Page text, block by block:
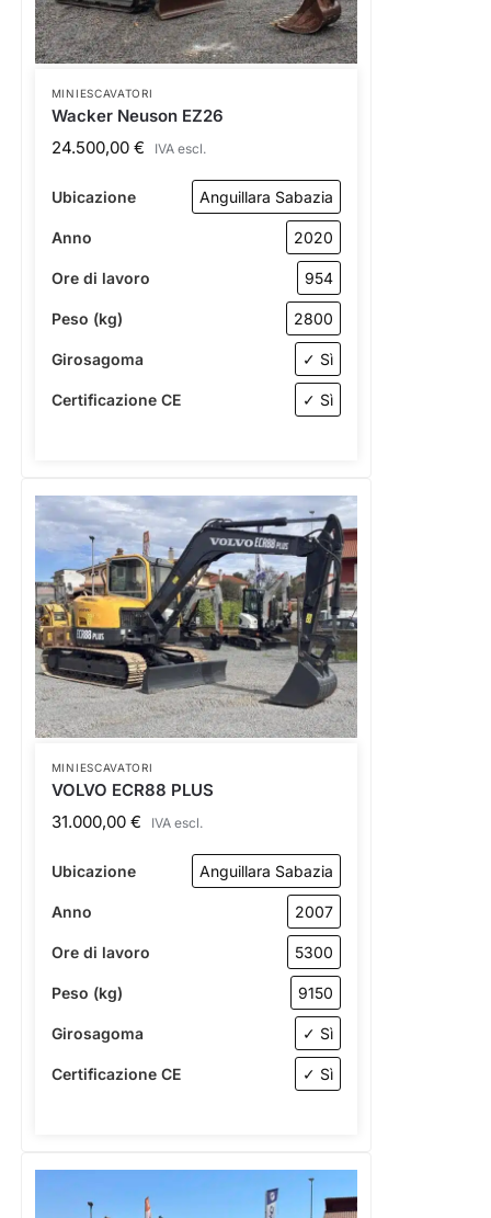
MINIESCAVATORI
Wacker Neuson EZ26
24.500,00 € IVA escl.
Ubicazione Anguillara Sabazia
Anno 2020
Ore di lavoro 954
Peso (kg) 2800
Girosagoma ✓ Sì
Certificazione CE ✓ Sì
MINIESCAVATORI
VOLVO ECR88 PLUS
31.000,00 € IVA escl.
Ubicazione Anguillara Sabazia
Anno 2007
Ore di lavoro 5300
Peso (kg) 9150
Girosagoma ✓ Sì
Certificazione CE ✓ Sì